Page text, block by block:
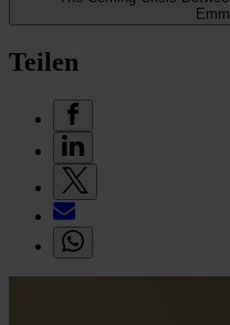
Teilen